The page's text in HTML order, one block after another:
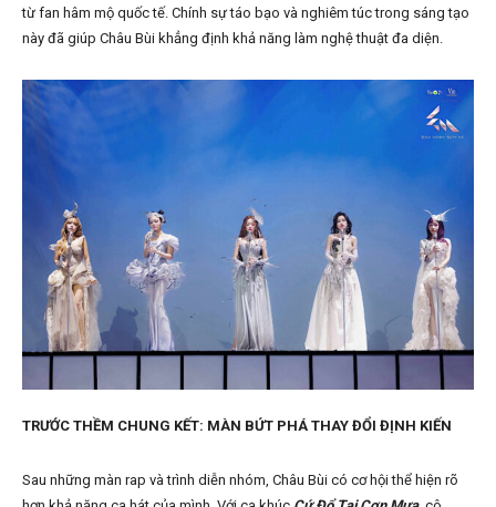
từ fan hâm mộ quốc tế. Chính sự táo bạo và nghiêm túc trong sáng tạo
này đã giúp Châu Bùi khẳng định khả năng làm nghệ thuật đa diện.
TRƯỚC THỀM CHUNG KẾT: MÀN BỨT PHÁ THAY ĐỔI ĐỊNH KIẾN
Sau những màn rap và trình diễn nhóm, Châu Bùi có cơ hội thể hiện rõ